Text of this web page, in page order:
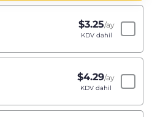
$3.25/ay
KDV dahil
$4.29/ay
KDV dahil